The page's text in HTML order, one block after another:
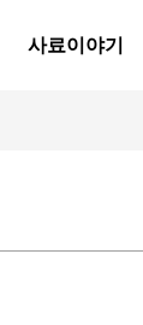
사료이야기